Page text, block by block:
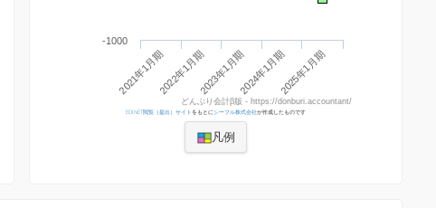
2021年1月期2022年1月期2023年1月期2024年1月期2025年1月期
-1000
どんぶり会計β版 - https://donburi.accountant/
EDINET閲覧（提出）サイト をもとにシーフル株式会社が作成したものです
凡例